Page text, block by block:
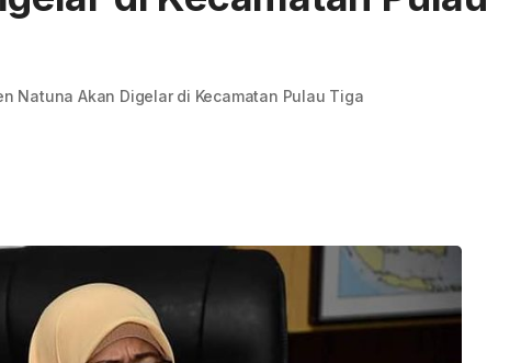
Natuna Akan Digelar di Kecamatan Pulau Tiga